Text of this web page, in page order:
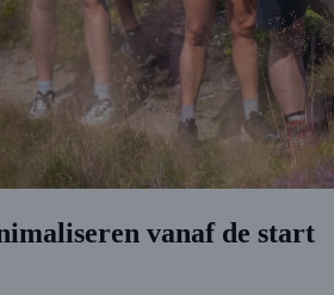
vanaf de start